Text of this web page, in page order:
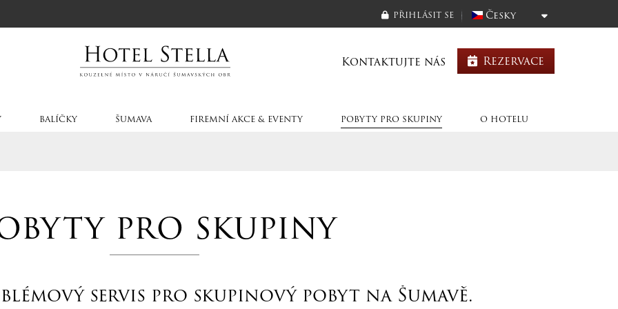
Česky
PŘIHLÁSIT SE
Rezervace
Kontaktujte nás
BALÍČKY ŠUMAVA FIREMNÍ AKCE & EVENTY POBYTY PRO SKUPINY O HOTELU
pro skupiny
servis pro skupinový pobyt na Šumavě.